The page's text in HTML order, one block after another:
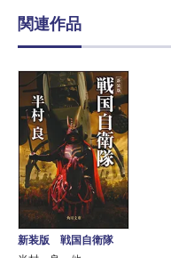
関連作品
新装版 戦国自衛隊